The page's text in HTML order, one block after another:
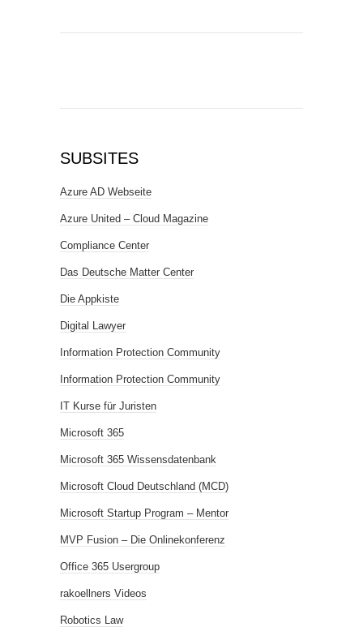
SUBSITES
Azure AD Webseite
Azure United – Cloud Magazine
Compliance Center
Das Deutsche Matter Center
Die Appkiste
Digital Lawyer
Information Protection Community
Information Protection Community
IT Kurse für Juristen
Microsoft 365
Microsoft 365 Wissensdatenbank
Microsoft Cloud Deutschland (MCD)
Microsoft Startup Program – Mentor
MVP Fusion – Die Onlinekonferenz
Office 365 Usergroup
rakoellners Videos
Robotics Law